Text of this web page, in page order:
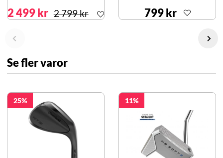
2 499 kr 2 799 kr 799 kr
Se fler varor
25 11